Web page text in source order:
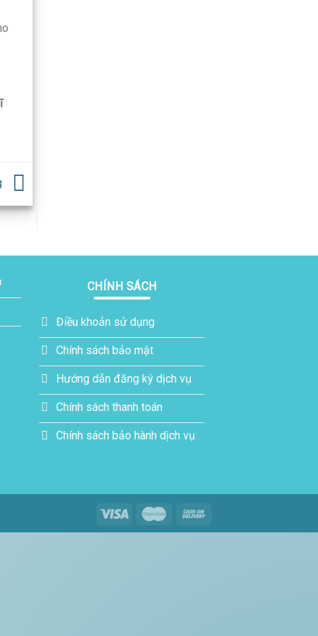
CHÍNH SÁCH
Điều khoản sử dụng
Chính sách bảo mật
Hướng dẫn đăng ký dịch vụ
Chính sách thanh toán
Chính sách bảo hành dịch vụ